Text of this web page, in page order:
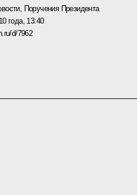
, Поручения Президента
года, 13:40
d/7962